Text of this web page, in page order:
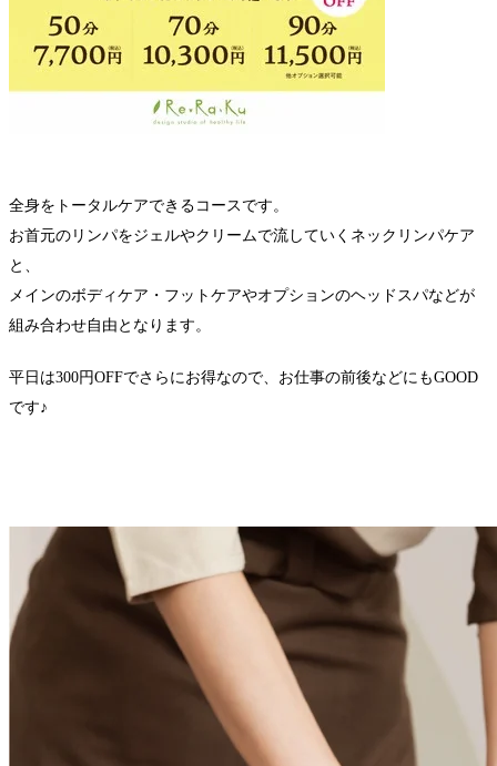
全身をトータルケアできるコースです。
お首元のリンパをジェルやクリームで流していくネックリンパケア
と、
メインのボディケア・フットケアやオプションのヘッドスパなどが
組み合わせ自由となります。
平日は300円OFFでさらにお得なので、お仕事の前後などにもGOOD
です♪